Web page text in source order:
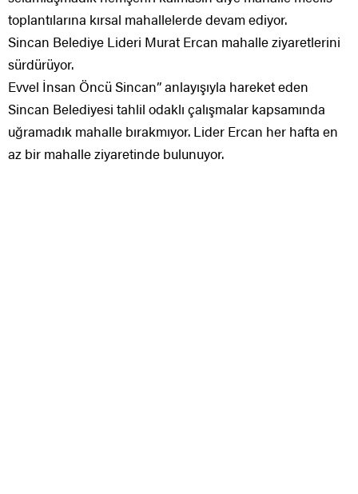
toplantılarına kırsal mahallelerde devam ediyor.
Sincan Belediye Lideri Murat Ercan mahalle ziyaretlerini
sürdürüyor.
Evvel İnsan Öncü Sincan” anlayışıyla hareket eden
Sincan Belediyesi tahlil odaklı çalışmalar kapsamında
uğramadık mahalle bırakmıyor. Lider Ercan her hafta en
az bir mahalle ziyaretinde bulunuyor.